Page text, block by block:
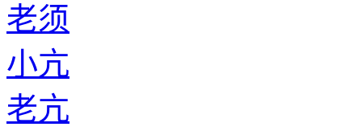
老须
小亢
老亢